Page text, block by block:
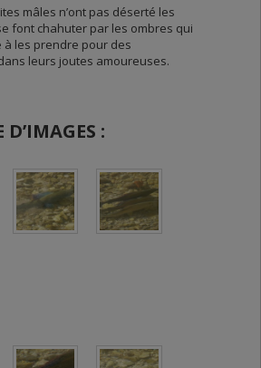
mâles n’ont pas déserté les
font chahuter par les ombres qui
à les prendre pour des
leurs joutes amoureuses.
D’IMAGES :